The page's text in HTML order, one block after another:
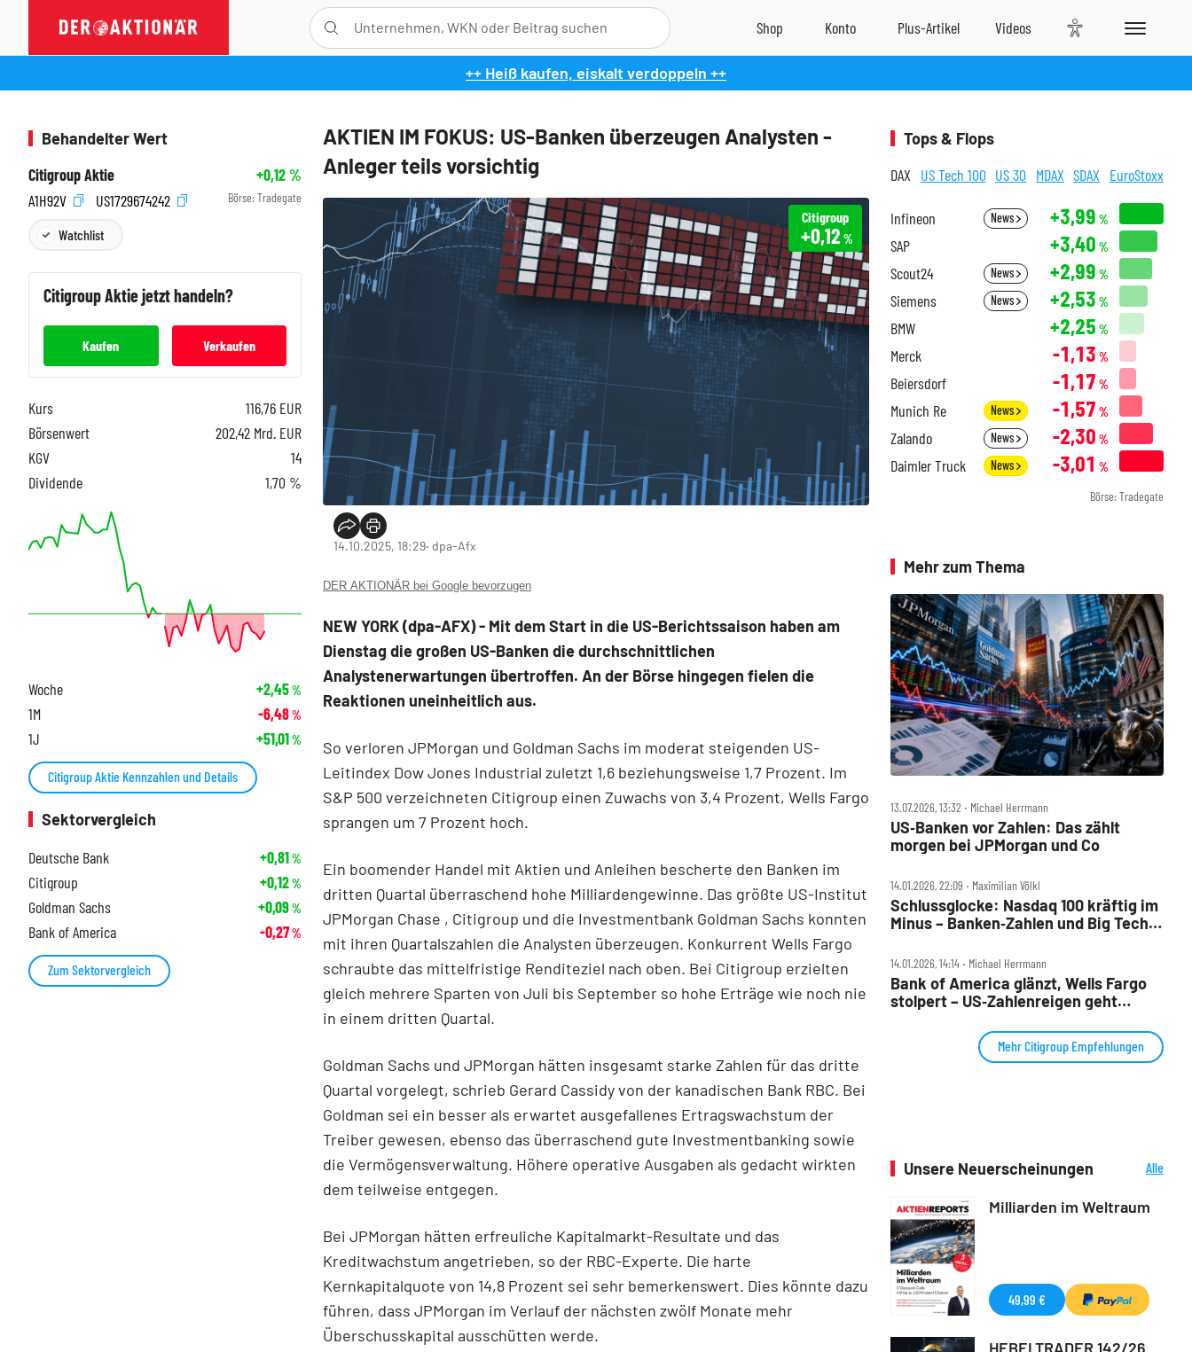
++ Heiß kaufen, eiskalt verdoppeln ++
AKTIEN IM FOKUS: US-Banken überzeugen Analysten -
Anleger teils vorsichtig
Citigroup
+0,12%
14.10.2025, 18:29‧ dpa-Afx
DER AKTIONÄR bei Google bevorzugen
NEW YORK (dpa-AFX) - Mit dem Start in die US-Berichtssaison haben am
Dienstag die großen US-Banken die durchschnittlichen
Analystenerwartungen übertroffen. An der Börse hingegen fielen die
Reaktionen uneinheitlich aus.
So verloren JPMorgan und Goldman Sachs im moderat steigenden US-
Leitindex Dow Jones Industrial zuletzt 1,6 beziehungsweise 1,7 Prozent. Im
S&P 500 verzeichneten Citigroup einen Zuwachs von 3,4 Prozent, Wells Fargo
sprangen um 7 Prozent hoch.
Ein boomender Handel mit Aktien und Anleihen bescherte den Banken im
dritten Quartal überraschend hohe Milliardengewinne. Das größte US-Institut
JPMorgan Chase , Citigroup und die Investmentbank Goldman Sachs konnten
mit ihren Quartalszahlen die Analysten überzeugen. Konkurrent Wells Fargo
schraubte das mittelfristige Renditeziel nach oben. Bei Citigroup erzielten
gleich mehrere Sparten von Juli bis September so hohe Erträge wie noch nie
in einem dritten Quartal.
Goldman Sachs und JPMorgan hätten insgesamt starke Zahlen für das dritte
Quartal vorgelegt, schrieb Gerard Cassidy von der kanadischen Bank RBC. Bei
Goldman sei ein besser als erwartet ausgefallenes Ertragswachstum der
Treiber gewesen, ebenso das überraschend gute Investmentbanking sowie
die Vermögensverwaltung. Höhere operative Ausgaben als gedacht wirkten
dem teilweise entgegen.
Bei JPMorgan hätten erfreuliche Kapitalmarkt-Resultate und das
Kreditwachstum angetrieben, so der RBC-Experte. Die harte
Kernkapitalquote von 14,8 Prozent sei sehr bemerkenswert. Dies könnte dazu
führen, dass JPMorgan im Verlauf der nächsten zwölf Monate mehr
Überschusskapital ausschütten werde.
Behandelter Wert
Citigroup Aktie
+0,12%
A1H92V
US1729674242 Börse: Tradegate
Watchlist
CitigroupAktie jetzt handeln?
Kaufen Verkaufen
Kurs 116,76 EUR
Börsenwert
202,42 Mrd. EUR
KGV
14
Dividende
1,70 %
Woche +2,45%
1M -6,48%
1J +51,01%
Citigroup Aktie Kennzahlen und Details
Sektorvergleich
Deutsche Bank
+0,81%
Citigroup +0,12%
Goldman Sachs +0,09%
Bank of America -0,27%
Zum Sektorvergleich
Tops & Flops
DAX US Tech 100 US 30 MDAX SDAX EuroStoxx
Infineon News +3,99 %
SAP +3,40 %
Scout24 News +2,99 %
Siemens News +2,53 %
BMW +2,25 %
Merck -1,13 %
Beiersdorf -1,17 %
Munich Re News -1,57 %
Zalando News -2,30 %
Daimler Truck News -3,01 %
Börse: Tradegate
Mehr zum Thema
13.07.2026, 13:32 ‧ Michael Herrmann
US‑Banken vor Zahlen: Das zählt
morgen bei JPMorgan und Co
14.01.2026, 22:09 ‧ Maximilian Völkl
Schlussglocke: Nasdaq 100 kräftig im
Minus – Banken‑Zahlen und Big Tech
14.01.2026, 14:14 ‧ Michael Herrmann
Bank of America glänzt, Wells Fargo
stolpert – US‑Zahlenreigen geht
Mehr Citigroup Empfehlungen
Unsere Neuerscheinungen
Alle
Milliarden im Weltraum
49,99 €
HEBELTRADER 142/26